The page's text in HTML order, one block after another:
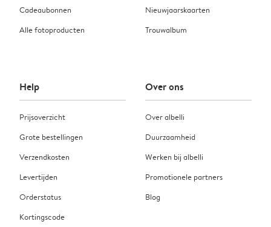
Cadeaubonnen
Alle fotoproducten
Nieuwjaarskaarten
Trouwalbum
Help
Prijsoverzicht
Grote bestellingen
Verzendkosten
Levertijden
Orderstatus
Kortingscode
Over ons
Over albelli
Duurzaamheid
Werken bij albelli
Promotionele partners
Blog